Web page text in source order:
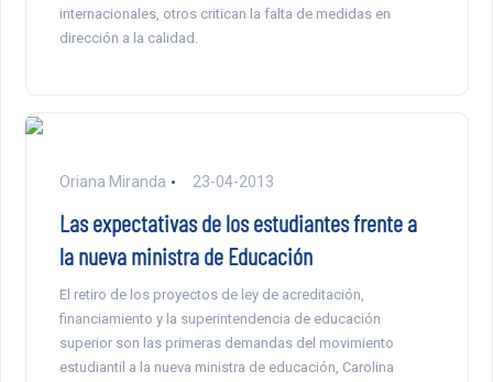
internacionales, otros critican la falta de medidas en
dirección a la calidad.
Oriana Miranda 23-04-2013
Las expectativas de los estudiantes frente a
la nueva ministra de Educación
El retiro de los proyectos de ley de acreditación,
financiamiento y la superintendencia de educación
superior son las primeras demandas del movimiento
estudiantil a la nueva ministra de educación, Carolina